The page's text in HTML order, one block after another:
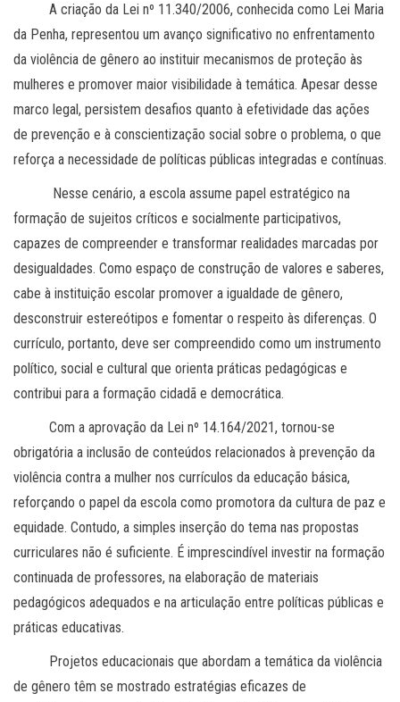
A criação da Lei nº 11.340/2006, conhecida como Lei Maria
da Penha, representou um avanço significativo no enfrentamento
da violência de gênero ao instituir mecanismos de proteção às
mulheres e promover maior visibilidade à temática. Apesar desse
marco legal, persistem desafios quanto à efetividade das ações
de prevenção e à conscientização social sobre o problema, o que
reforça a necessidade de políticas públicas integradas e contínuas.
Nesse cenário, a escola assume papel estratégico na
formação de sujeitos críticos e socialmente participativos,
capazes de compreender e transformar realidades marcadas por
desigualdades. Como espaço de construção de valores e saberes,
cabe à instituição escolar promover a igualdade de gênero,
desconstruir estereótipos e fomentar o respeito às diferenças. O
currículo, portanto, deve ser compreendido como um instrumento
político, social e cultural que orienta práticas pedagógicas e
contribui para a formação cidadã e democrática.
Com a aprovação da Lei nº 14.164/2021, tornou-se
obrigatória a inclusão de conteúdos relacionados à prevenção da
violência contra a mulher nos currículos da educação básica,
reforçando o papel da escola como promotora da cultura de paz e
equidade. Contudo, a simples inserção do tema nas propostas
curriculares não é suficiente. É imprescindível investir na formação
continuada de professores, na elaboração de materiais
pedagógicos adequados e na articulação entre políticas públicas e
práticas educativas.
Projetos educacionais que abordam a temática da violência
de gênero têm se mostrado estratégias eficazes de